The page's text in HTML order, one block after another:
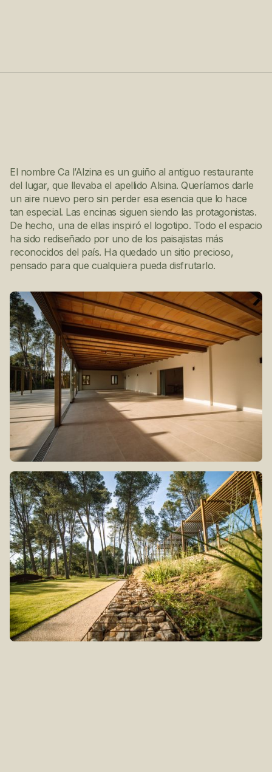
y el presente
El nombre Ca l’Alzina es un guiño al antiguo restaurante
del lugar, que llevaba el apellido Alsina. Queríamos darle
un aire nuevo pero sin perder esa esencia que lo hace
tan especial. Las encinas siguen siendo las protagonistas.
De hecho, una de ellas inspiró el logotipo. Todo el espacio
ha sido rediseñado por uno de los paisajistas más
reconocidos del país. Ha quedado un sitio precioso,
pensado para que cualquiera pueda disfrutarlo.